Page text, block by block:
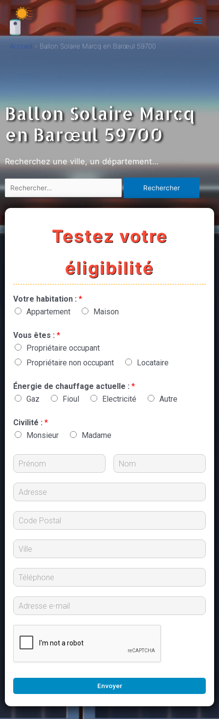
Accueil Ballon Solaire Marcq en Barœul 59700
Ballon Solaire Marcq
en Barœul 59700
Recherchez une ville, un département…
Testez votre
éligibilité
Votre habitation : *
Appartement
Maison
Vous êtes : *
Propriétaire occupant
Propriétaire non occupant
Locataire
Énergie de chauffage actuelle : *
Gaz
Fioul Electricité Autre
Civilité : *
Monsieur
Madame
Envoyer